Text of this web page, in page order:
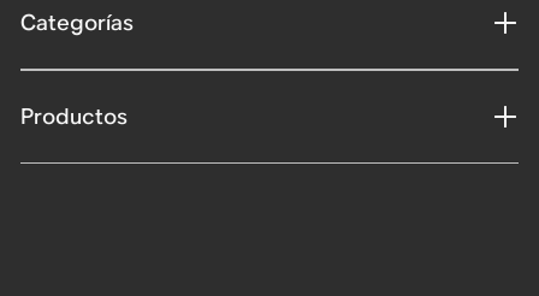
Categorías
Productos